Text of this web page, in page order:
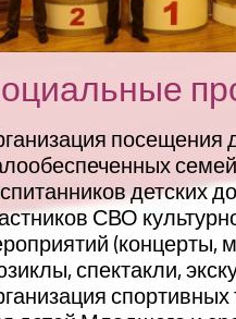
посещения
детских
СВО
(концерты,
спектакли,
спортивных